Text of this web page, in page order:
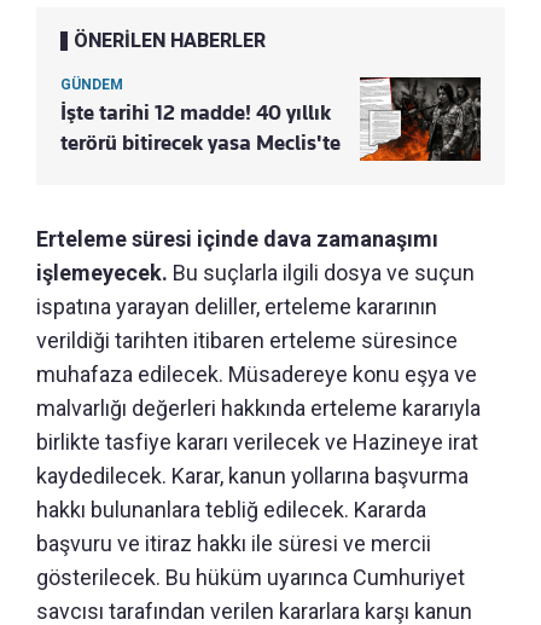
ÖNERİLEN HABERLER
GÜNDEM
İşte tarihi 12 madde! 40 yıllık
terörü bitirecek yasa Meclis'te
Erteleme süresi içinde dava zamanaşımı
işlemeyecek. Bu suçlarla ilgili dosya ve suçun
ispatına yarayan deliller, erteleme kararının
verildiği tarihten itibaren erteleme süresince
muhafaza edilecek. Müsadereye konu eşya ve
malvarlığı değerleri hakkında erteleme kararıyla
birlikte tasfiye kararı verilecek ve Hazineye irat
kaydedilecek. Karar, kanun yollarına başvurma
hakkı bulunanlara tebliğ edilecek. Kararda
başvuru ve itiraz hakkı ile süresi ve mercii
gösterilecek. Bu hüküm uyarınca Cumhuriyet
savcısı tarafından verilen kararlara karşı kanun